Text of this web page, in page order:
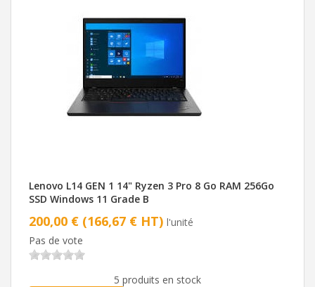
Lenovo L14 GEN 1 14" Ryzen 3 Pro 8 Go RAM 256Go
SSD Windows 11 Grade B
200,00 € (166,67 € HT) l'unité
Pas de vote
5 produits en stock